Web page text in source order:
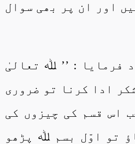
اور ان پر بھی سوال
فرمایا : ’’ ﷲ تعالیٰ
ادا کرنا تو ضروری
اس قسم کی چیزوں کی
تو اوّل بسم ﷲ پڑھو